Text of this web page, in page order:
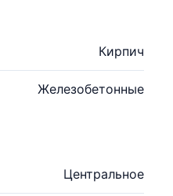
Кирпич
Железобетонные
Центральное